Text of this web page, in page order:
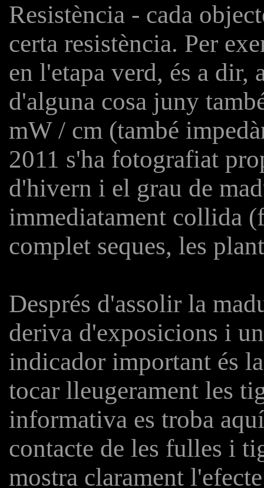
Resistència - cada
certa resistència. Per
en l'etapa verd, és a
d'alguna cosa juny
mW / cm (també
2011 s'ha fotografiat
d'hivern i el grau de
immediatament collida
complet seques, les
Després d'assolir la
deriva d'exposicions i
indicador important és
tocar lleugerament les
informativa es troba
contacte de les fulles i
mostra clarament